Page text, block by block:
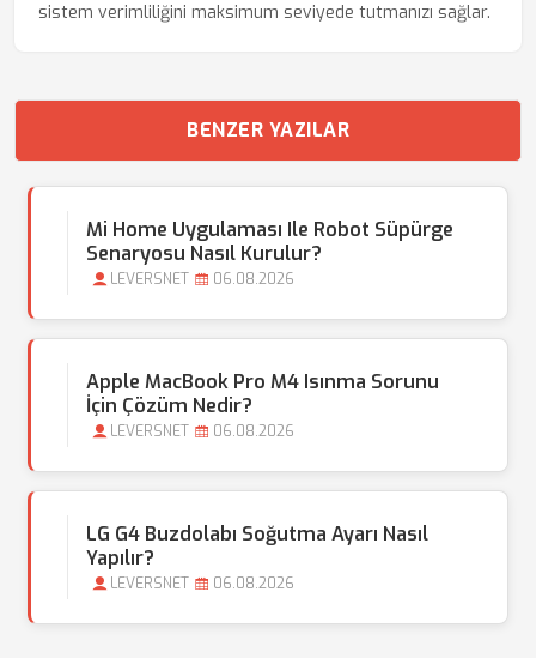
sistem verimliliğini maksimum seviyede tutmanızı sağlar.
BENZER YAZILAR
Mi Home Uygulaması Ile Robot Süpürge
Senaryosu Nasıl Kurulur?
LEVERSNET 06.08.2026
Apple MacBook Pro M4 Isınma Sorunu
İçin Çözüm Nedir?
LEVERSNET 06.08.2026
LG G4 Buzdolabı Soğutma Ayarı Nasıl
Yapılır?
LEVERSNET 06.08.2026